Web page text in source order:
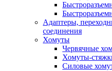
Адаптеры,
соединения
Хомуты
Червячные
Хомуты-
Силовые